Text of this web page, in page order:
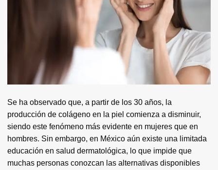
Se ha observado que, a partir de los 30 años, la
producción de colágeno en la piel comienza a disminuir,
siendo este fenómeno más evidente en mujeres que en
hombres. Sin embargo, en México aún existe una limitada
educación en salud dermatológica, lo que impide que
muchas personas conozcan las alternativas disponibles